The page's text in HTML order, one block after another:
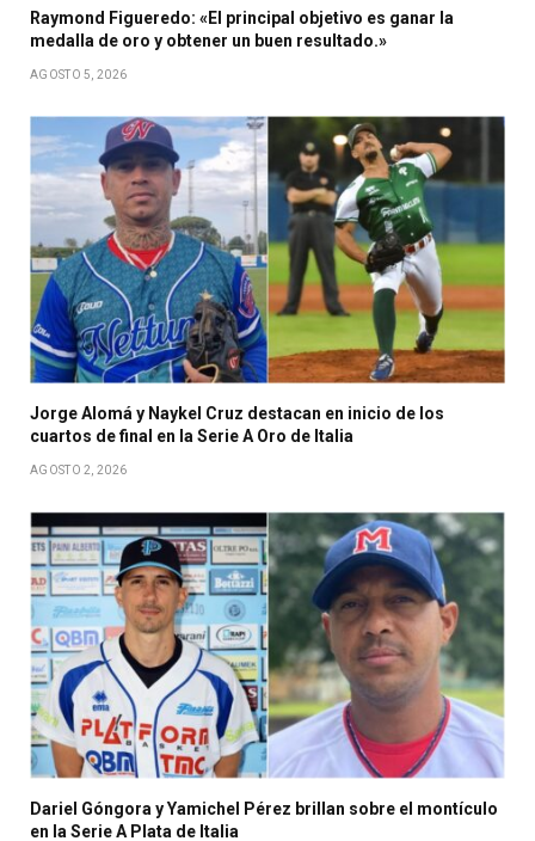
Raymond Figueredo: «El principal objetivo es ganar la
medalla de oro y obtener un buen resultado.»
AGOSTO 5, 2026
Jorge Alomá y Naykel Cruz destacan en inicio de los
cuartos de final en la Serie A Oro de Italia
AGOSTO 2, 2026
Dariel Góngora y Yamichel Pérez brillan sobre el montículo
en la Serie A Plata de Italia